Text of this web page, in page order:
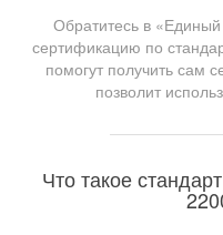
Обратитесь в
сертификацию по
помогут получить сам
позволит
Что такое